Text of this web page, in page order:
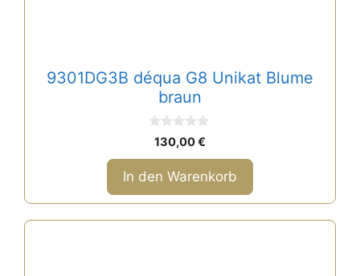
9301DG3B déqua G8 Unikat Blume
braun
0
o
n
5
130,00€
In den Warenkorb